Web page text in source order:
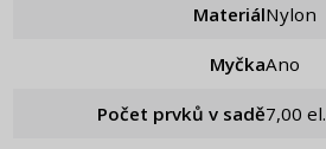
Materiál Nylon
Myčka Ano
Počet prvků v sadě 7,00 el.